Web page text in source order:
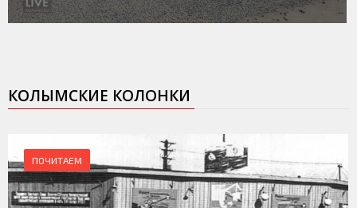
КОЛЫМСКИЕ КОЛОНКИ
ПОЧИТАЕМ